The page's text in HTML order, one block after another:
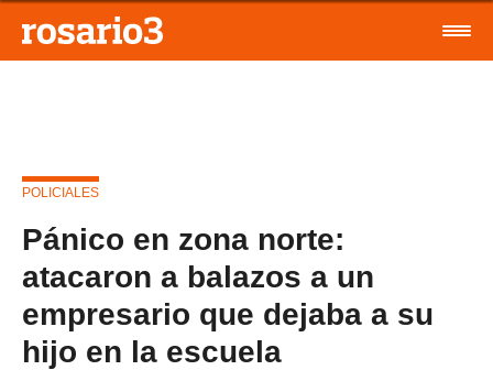
POLICIALES
Pánico en zona norte:
atacaron a balazos a un
empresario que dejaba a su
hijo en la escuela